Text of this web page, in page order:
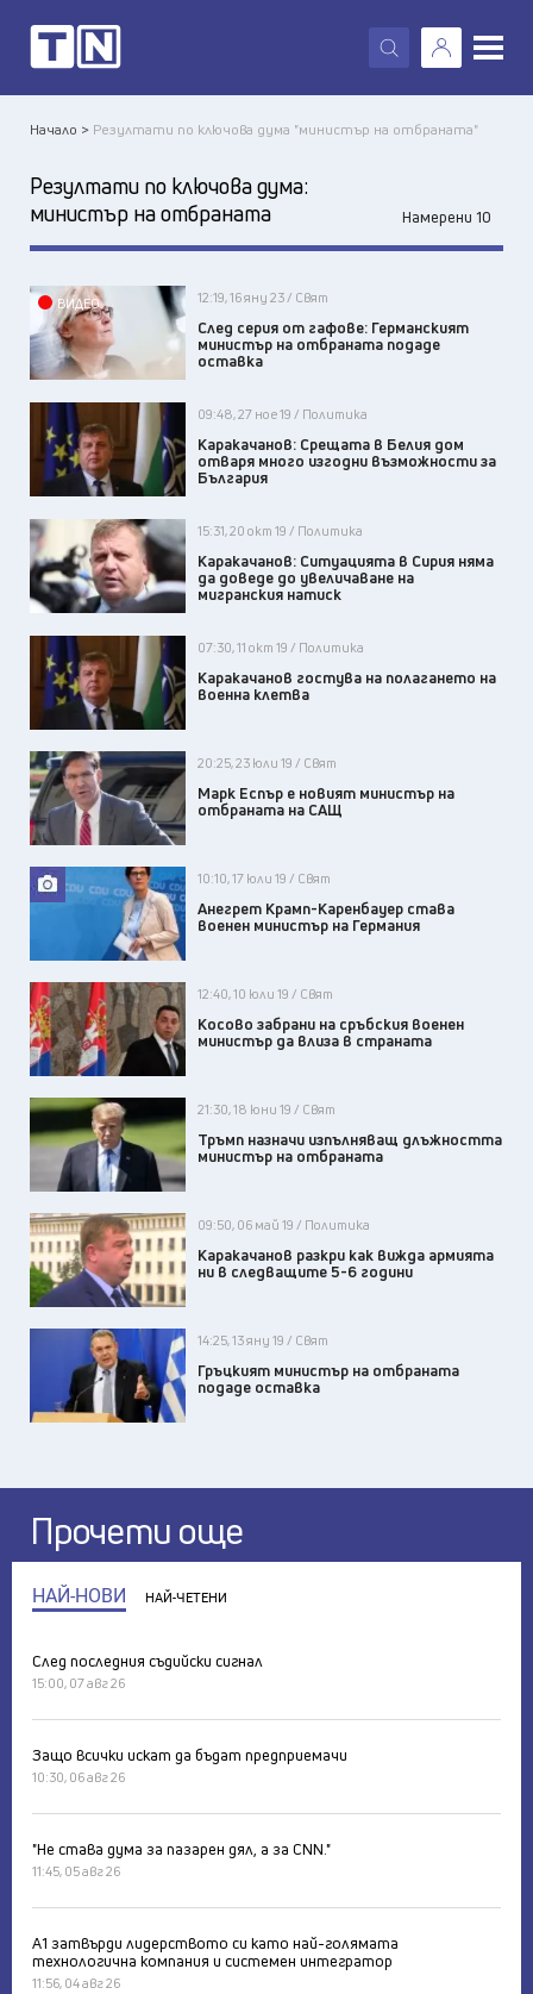
X
Начало > Резултати по ключова дума "министър на отбраната"
Резултати по ключова дума:
министър на отбраната
Намерени 10
ВИДЕО 12:19, 16 яну 23 / Свят
След серия от гафове: Германският
министър на отбраната подаде
оставка
09:48, 27 ное 19 / Политика
Каракачанов: Срещата в Белия дом
отваря много изгодни възможности за
България
15:31, 20 окт 19 / Политика
Каракачанов: Ситуацията в Сирия няма
да доведе до увеличаване на
мигранския натиск
07:30, 11 окт 19 / Политика
Каракачанов гостува на полагането на
военна клетва
20:25, 23 юли 19 / Свят
Марк Еспър е новият министър на
отбраната на САЩ
10:10, 17 юли 19 / Свят
Анегрет Крамп-Каренбауер става
военен министър на Германия
12:40, 10 юли 19 / Свят
Косово забрани на сръбския военен
министър да влиза в страната
21:30, 18 юни 19 / Свят
Тръмп назначи изпълняващ длъжността
министър на отбраната
09:50, 06 май 19 / Политика
Каракачанов разкри как вижда армията
ни в следващите 5-6 години
14:25, 13 яну 19 / Свят
Гръцкият министър на отбраната
подаде оставка
Прочети още
НАЙ-НОВИ НАЙ-ЧЕТЕНИ
След последния съдийски сигнал
15:00, 07 авг 26
Защо всички искат да бъдат предприемачи
10:30, 06 авг 26
"Не става дума за пазарен дял, а за CNN."
11:45, 05 авг 26
А1 затвърди лидерството си като най-голямата
технологична компания и системен интегратор
11:56, 04 авг 26